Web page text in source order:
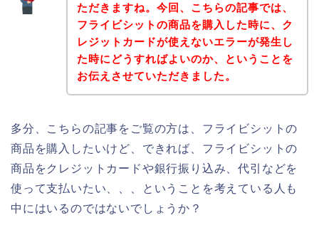
ただきますね。今回、こちらの記事では、
フライビシットの商品を購入した時に、ク
レジットカードが使えないエラーが発生し
た時にどうすればよいのか、ということを
お伝えさせていただきました。
多分、こちらの記事をご覧の方は、フライビシットの
商品を購入したいけど、できれば、フライビシットの
商品をクレジットカードや銀行振り込み、代引などを
使って支払いたい、、、ということを考えている人も
中にはいるのではないでしょうか？